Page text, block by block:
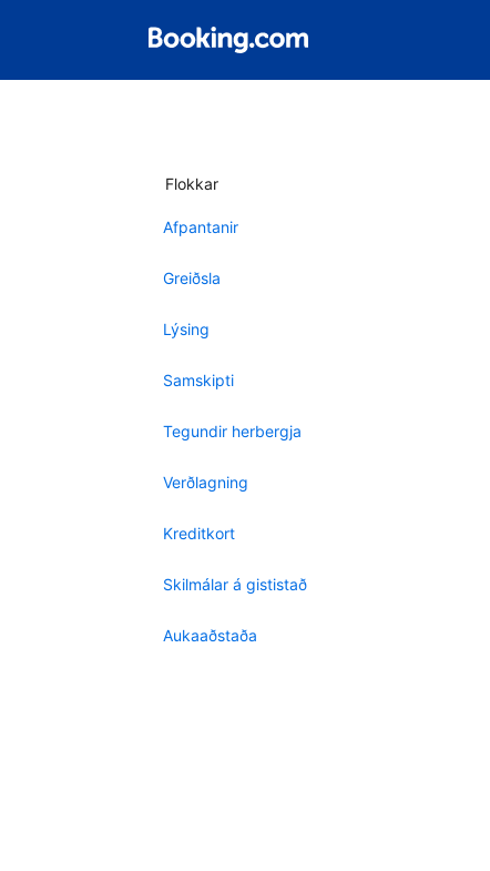
Flokkar
Afpantanir
Greiðsla
Lýsing
Samskipti
Tegundir herbergja
Verðlagning
Kreditkort
Skilmálar á gististað
Aukaaðstaða